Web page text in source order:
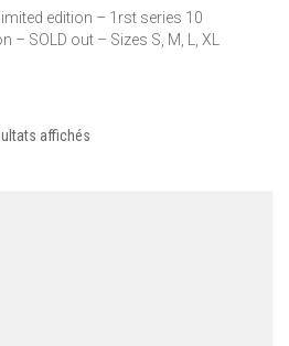
edition – 1rst series 10
– SOLD out – Sizes S, M, L, XL
affichés